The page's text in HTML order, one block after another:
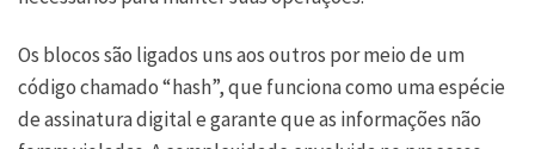
Os blocos são ligados uns aos outros por meio de um
código chamado “hash”, que funciona como uma espécie
de assinatura digital e garante que as informações não